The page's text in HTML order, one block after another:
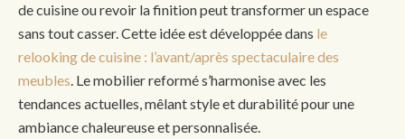
de cuisine ou revoir la finition peut transformer un espace
sans tout casser. Cette idée est développée dans le
relooking de cuisine : l’avant/après spectaculaire des
meubles . Le mobilier reformé s’harmonise avec les
tendances actuelles, mêlant style et durabilité pour une
ambiance chaleureuse et personnalisée.